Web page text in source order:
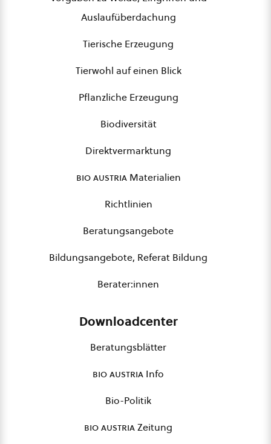
Auslaufüberdachung
Tierische Erzeugung
Tierwohl auf einen Blick
Pflanzliche Erzeugung
Biodiversität
Direktvermarktung
bio austriaMaterialien
Richtlinien
Beratungsangebote
Bildungsangebote, Referat Bildung
Berater:innen
Downloadcenter
Beratungsblätter
bio austria Info
Bio-Politik
bio austriaZeitung